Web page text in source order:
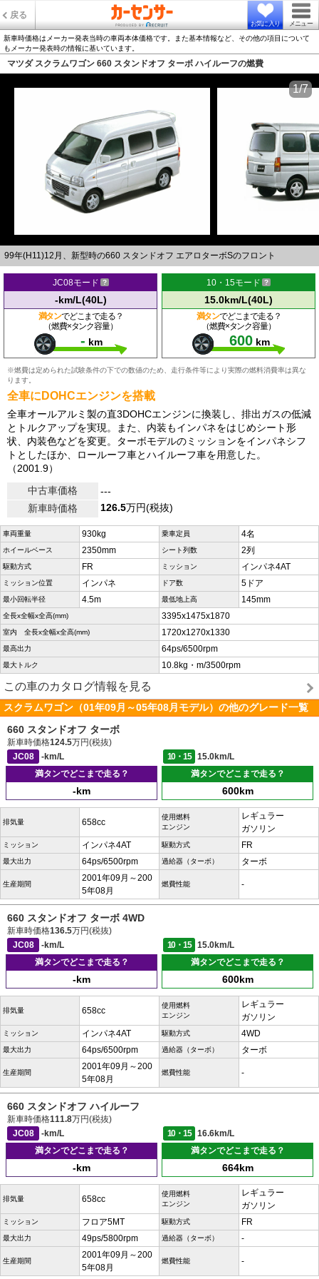
戻る
お気に入り メニュー
新車時価格はメーカー発表当時の車両本体価格です。また基本情報など、その他の項目について
もメーカー発表時の情報に基いています。
マツダ スクラムワゴン 660 スタンドオフ ターボ ハイルーフの燃費
99年(H11)12月、新型時の660 スタンドオフ エアロターボSのフロント
1/7
JC08モード
-km/L(40L)
満タンでどこまで走る？
（燃費×タンク容量）
- km
10・15モード
15.0km/L(40L)
満タンでどこまで走る？
（燃費×タンク容量）
600 km
※燃費は定められた試験条件の下での数値のため、走行条件等により実際の燃料消費率は異な
ります。
全車にDOHCエンジンを搭載
全車オールアルミ製の直3DOHCエンジンに換装し、排出ガスの低減
とトルクアップを実現。また、内装もインパネをはじめシート形
状、内装色などを変更。ターボモデルのミッションをインパネシフ
トとしたほか、ロールーフ車とハイルーフ車を用意した。
（2001.9）
中古車価格
---
新車時価格
126.5万円(税抜)
車両重量 930kg 乗車定員 4名
ホイールベース 2350mm シート列数 2列
駆動方式 FR ミッション インパネ4AT
ミッション位置 インパネ ドア数 5ドア
最小回転半径 4.5m 最低地上高 145mm
全長x全幅x全高(mm) 3395x1475x1870
室内 全長x全幅x全高(mm) 1720x1270x1330
最高出力 64ps/6500rpm
最大トルク 10.8kg・m/3500rpm
この車のカタログ情報を見る
スクラムワゴン（01年09月～05年08月モデル）の他のグレード一覧
660 スタンドオフ ターボ
新車時価格124.5万円(税抜)
JC08
-km/L 10・15
15.0km/L
満タンでどこまで走る？
-km
満タンでどこまで走る？
600km
排気量 658cc
使用燃料
エンジン
レギュラー
ガソリン
ミッション インパネ4AT 駆動方式 FR
最大出力 64ps/6500rpm 過給器（ターボ） ターボ
生産期間
2001年09月～200
5年08月
燃費性能 -
660 スタンドオフ ターボ 4WD
新車時価格136.5万円(税抜)
JC08
-km/L 10・15
15.0km/L
満タンでどこまで走る？
-km
満タンでどこまで走る？
600km
排気量 658cc
使用燃料
エンジン
レギュラー
ガソリン
ミッション インパネ4AT 駆動方式 4WD
最大出力 64ps/6500rpm 過給器（ターボ） ターボ
生産期間
2001年09月～200
5年08月
燃費性能 -
660 スタンドオフ ハイルーフ
新車時価格111.8万円(税抜)
JC08
-km/L 10・15
16.6km/L
満タンでどこまで走る？
-km
満タンでどこまで走る？
664km
排気量 658cc
使用燃料
エンジン
レギュラー
ガソリン
ミッション フロア5MT 駆動方式 FR
最大出力 49ps/5800rpm 過給器（ターボ） -
生産期間
2001年09月～200
5年08月
燃費性能 -